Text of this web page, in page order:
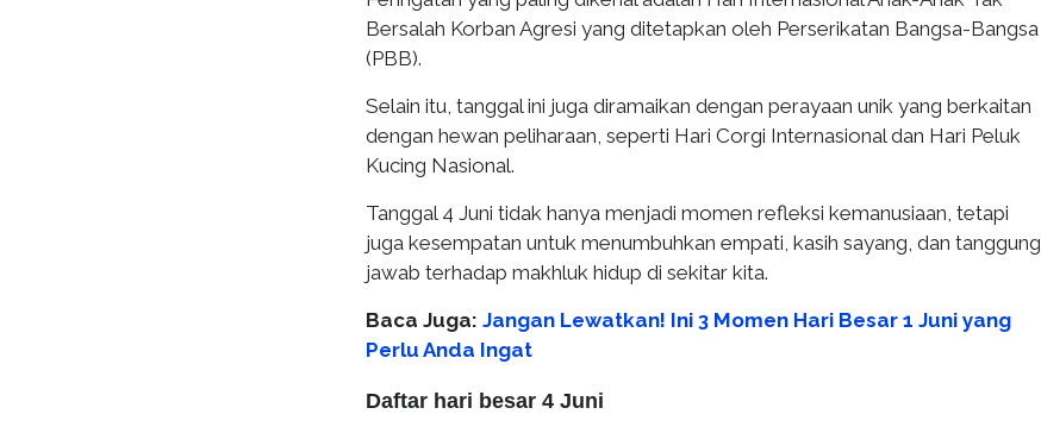
Bersalah Korban Agresi yang ditetapkan oleh Perserikatan Bangsa-Bangsa
(PBB).
Selain itu, tanggal ini juga diramaikan dengan perayaan unik yang berkaitan
dengan hewan peliharaan, seperti Hari Corgi Internasional dan Hari Peluk
Kucing Nasional.
Tanggal 4 Juni tidak hanya menjadi momen refleksi kemanusiaan, tetapi
juga kesempatan untuk menumbuhkan empati, kasih sayang, dan tanggung
jawab terhadap makhluk hidup di sekitar kita.
Baca Juga: Jangan Lewatkan! Ini 3 Momen Hari Besar 1 Juni yang
Perlu Anda Ingat
Daftar hari besar 4 Juni